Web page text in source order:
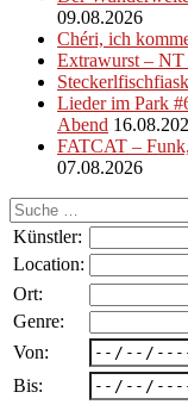
09.08.2026
Chéri, ich
Extrawurst –
Lieder im Park
Abend
FATCAT –
07.08.2026
Suche
nach:
Künstler:
Location:
Ort:
Genre:
Von:
Bis: